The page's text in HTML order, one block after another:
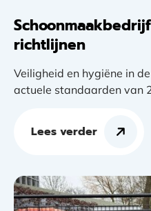
richtlijnen
Veiligheid en hygiëne in
actuele standaarden van
Lees verder